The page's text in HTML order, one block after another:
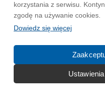
korzystania z serwisu.
zgodę na używanie cookies.
Dowiedz się więcej